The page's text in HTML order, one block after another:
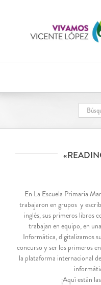
En La Escuela Primaria
trabajaron en grupos y
inglés, sus primeros libros
trabajan en equipo, en
Informática, digitalizamos
concurso y ser los primeros
la plataforma internacional
¡Aquí están